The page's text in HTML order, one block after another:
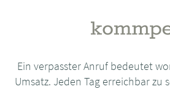
Ein verpasster Anruf bedeutet
Umsatz. Jeden Tag erreichbar zu